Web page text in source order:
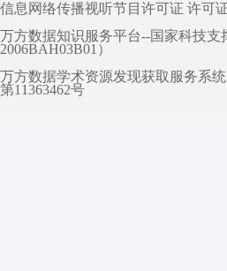
信息网络传播视听节目许可证 许可
万方数据知识服务平台--国家科技支
2006BAH03B01）
万方数据学术资源发现获取服务系
第11363462号